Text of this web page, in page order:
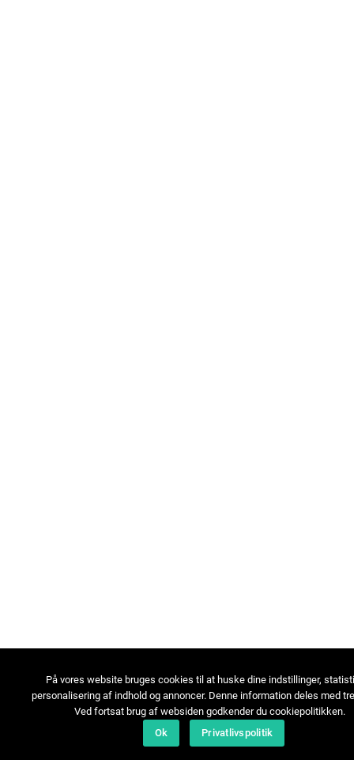
På vores website bruges cookies til at huske dine indstillinger,
personalisering af indhold og annoncer. Denne information deles med
Ved fortsat brug af websiden godkender du cookiepolitikken.
Ok
Privatlivspolitik